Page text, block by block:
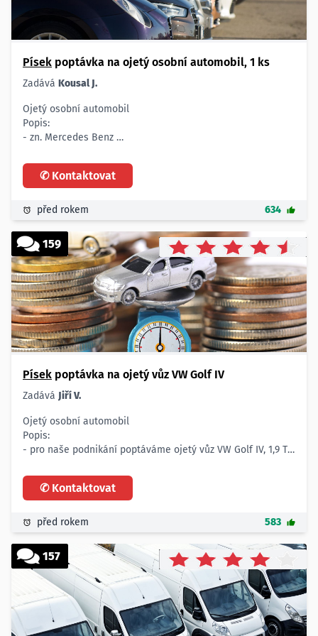
Písek poptávka na ojetý osobní automobil, 1 ks
Zadává Kousal J.
Ojetý osobní automobil
Popis:
- zn. Mercedes Benz
navigace, motor do obsahu 3.000 cm3
- černá barva
- 1 ks
Lokalita:
- Písek
✆ Kontaktovat
před rokem 634
159
Písek poptávka na ojetý vůz VW Golf IV
Zadává Jiří V.
Ojetý osobní automobil
Popis:
- pro naše podnikání poptáváme ojetý vůz VW Golf IV, 1,9 Tdi
- s cenou do 130.000 Kč
Detailní popis:
- kombi, 4 x 4
- nebouraný
- servisní kniha
- najeto do 150 km
Lokalita:
- celá ČR
✆ Kontaktovat
před rokem 583
157